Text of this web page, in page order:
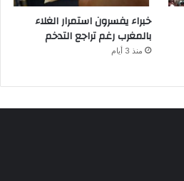
خبراء يفسرون استمرار الغلاء
بالمغرب رغم تراجع التدخم
منذ 3 أيام